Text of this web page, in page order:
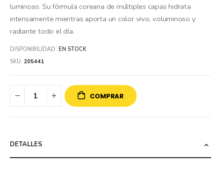
luminoso. Su fórmula coreana de múltiples capas hidrata
intensamente mientras aporta un color vivo, voluminoso y
radiante todo el día.
DISPONIBILIDAD: EN STOCK
SKU 205441
COMPRAR
DETALLES